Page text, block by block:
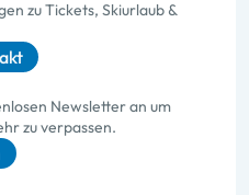
zu Tickets, Skiurlaub &
Newsletter an um
zu verpassen.